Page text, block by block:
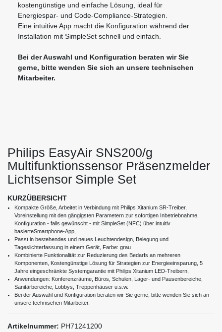
kostengünstige und einfache Lösung, ideal für
Energiespar- und Code-Compliance-Strategien.
Eine intuitive App macht die Konfiguration während der
Installation mit SimpleSet schnell und einfach.
Bei der Auswahl und Konfiguration beraten wir Sie
gerne, bitte wenden Sie sich an unsere technischen
Mitarbeiter.
Philips EasyAir SNS200/g
Multifunktionssensor Präsenzmelder
Lichtsensor Simple Set
KURZÜBERSICHT
Kompakte Größe, Arbeitet in Verbindung mit Philips Xitanium SR-Treiber,
Voreinstellung mit den gängigsten Parametern zur sofortigen Inbetriebnahme,
Konfiguration - falls gewünscht - mit SimpleSet (NFC) über intuitiv
basierteSmartphone-App,
Passt in bestehendes und neues Leuchtendesign, Belegung und
Tageslichterfassung in einem Gerät, Farbe: grau
Kombinierte Funktionalität zur Reduzierung des Bedarfs an mehreren
Komponenten, Kostengünstige Lösung für Strategien zur Energieeinsparung, 5
Jahre eingeschränkte Systemgarantie mit Philips Xitanium LED-Treibern,
Anwendungen: Konferenzräume, Büros, Schulen, Lager- und Pausenbereiche,
Sanitärbereiche, Lobbys, Treppenhäuser u.s.w.
Bei der Auswahl und Konfiguration beraten wir Sie gerne, bitte wenden Sie sich an
unsere technischen Mitarbeiter.
Artikelnummer: PH71241200